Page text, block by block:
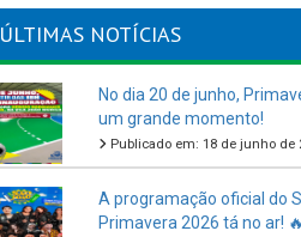
ÚLTIMAS NOTÍCIAS
No dia 20 de junho,
um grande momento!
Publicado em: 18 de junho de
A programação oficial do
Primavera 2026 tá no ar!